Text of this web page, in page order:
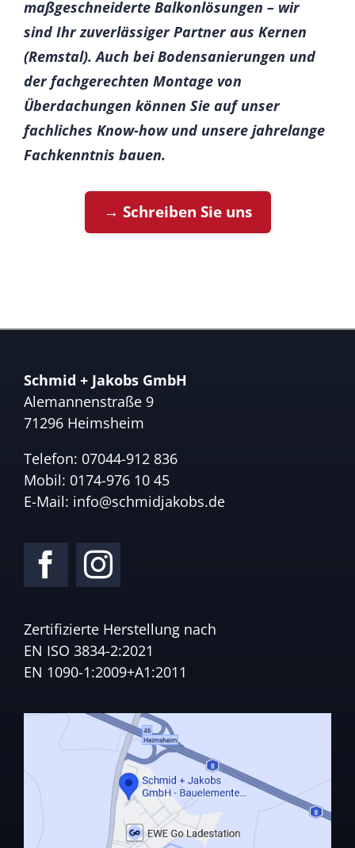
maßgeschneiderte Balkonlösungen – wir
sind Ihr zuverlässiger Partner aus Kernen
(Remstal). Auch bei Bodensanierungen und
der fachgerechten Montage von
Überdachungen können Sie auf unser
fachliches Know-how und unsere jahrelange
Fachkenntnis bauen.
→ Schreiben Sie uns
Schmid + Jakobs GmbH
Alemannenstraße 9
71296 Heimsheim
Telefon: 07044-912 836
Mobil: 0174-976 10 45
E-Mail: info@schmidjakobs.de
Zertifizierte Herstellung nach
EN ISO 3834-2:2021
EN 1090-1:2009+A1:2011